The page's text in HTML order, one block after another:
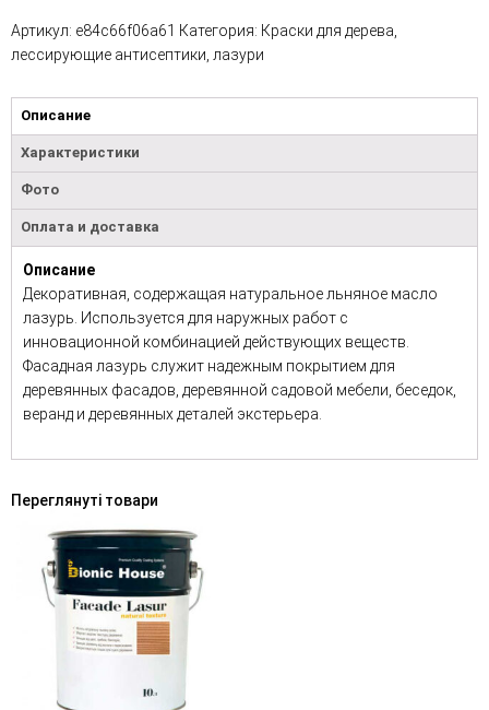
Артикул: e84c66f06a61 Категория: Краски для дерева,
лессирующие антисептики, лазури
Описание
Характеристики
Фото
Оплата и доставка
Описание
Декоративная, содержащая натуральное льняное масло
лазурь. Используется для наружных работ с
инновационной комбинацией действующих веществ.
Фасадная лазурь служит надежным покрытием для
деревянных фасадов, деревянной садовой мебели, беседок,
веранд и деревянных деталей экстерьера.
Переглянуті товари